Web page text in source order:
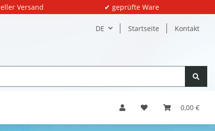
Versand ✔ geprüfte Ware
DE Startseite Kontakt
0,00 €